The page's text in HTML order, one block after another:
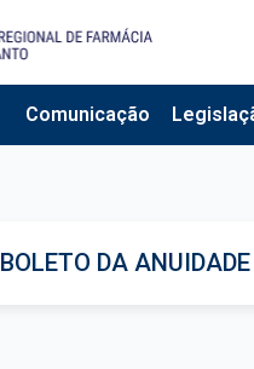
Comunicação
DA